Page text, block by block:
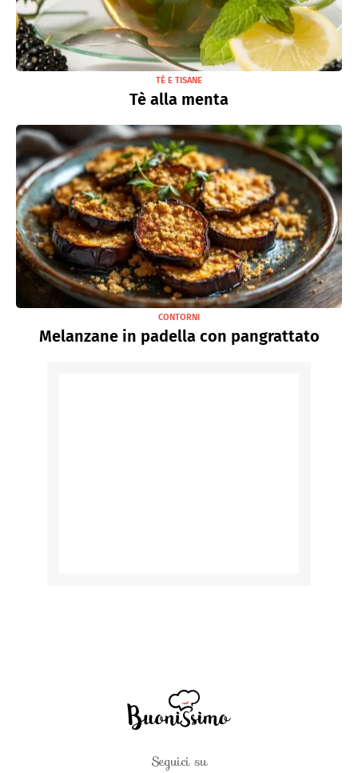
TÈ E TISANE
Tè alla menta
CONTORNI
Melanzane in padella con pangrattato
Seguici su